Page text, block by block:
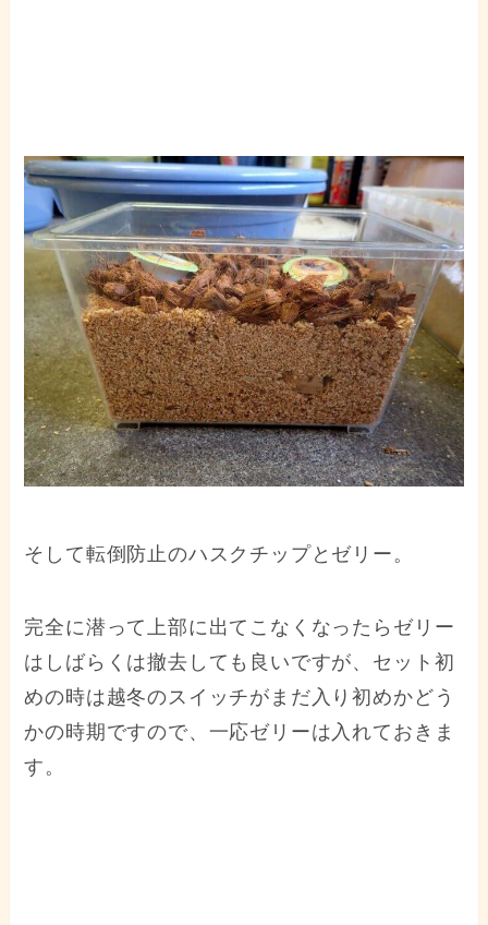
そして転倒防止のハスクチップとゼリー。
完全に潜って上部に出てこなくなったらゼリー
はしばらくは撤去しても良いですが、セット初
めの時は越冬のスイッチがまだ入り初めかどう
かの時期ですので、一応ゼリーは入れておきま
す。